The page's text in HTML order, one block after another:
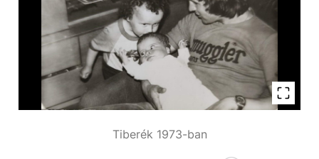
Tiberék 1973-ban